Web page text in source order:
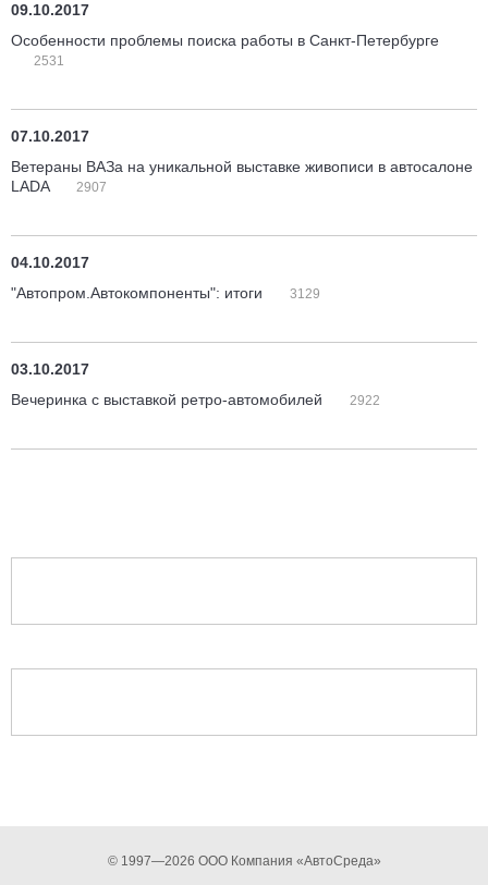
09.10.2017
Особенности проблемы поиска работы в Санкт-Петербурге
2531
07.10.2017
Ветераны ВАЗа на уникальной выставке живописи в автосалоне
LADA
2907
04.10.2017
"Автопром.Автокомпоненты": итоги
3129
03.10.2017
Вечеринка с выставкой ретро-автомобилей
2922
© 1997—2026 ООО Компания «АвтоСреда»